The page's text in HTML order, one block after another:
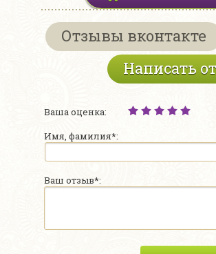
Отзывы вконтакте
Написать
Ваша оценка:
Имя, фамилия*:
Ваш отзыв*: